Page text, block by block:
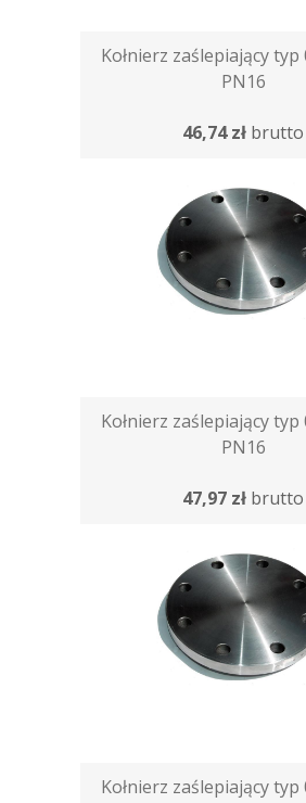
Kołnierz zaślepiający typ
PN16
46,74 zł brutto
Kołnierz zaślepiający typ
PN16
47,97 zł brutto
Kołnierz zaślepiający typ